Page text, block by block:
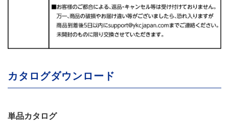
カタログダウンロード
単品カタログ